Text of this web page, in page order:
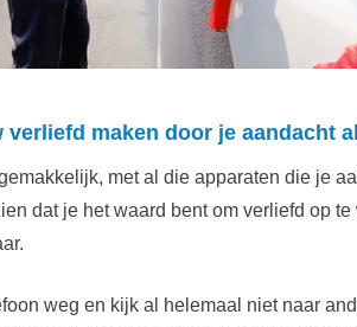
verliefd maken door je aandacht
met al die apparaten die je
dat je het waard bent om verliefd op
weg en kijk al helemaal niet naar